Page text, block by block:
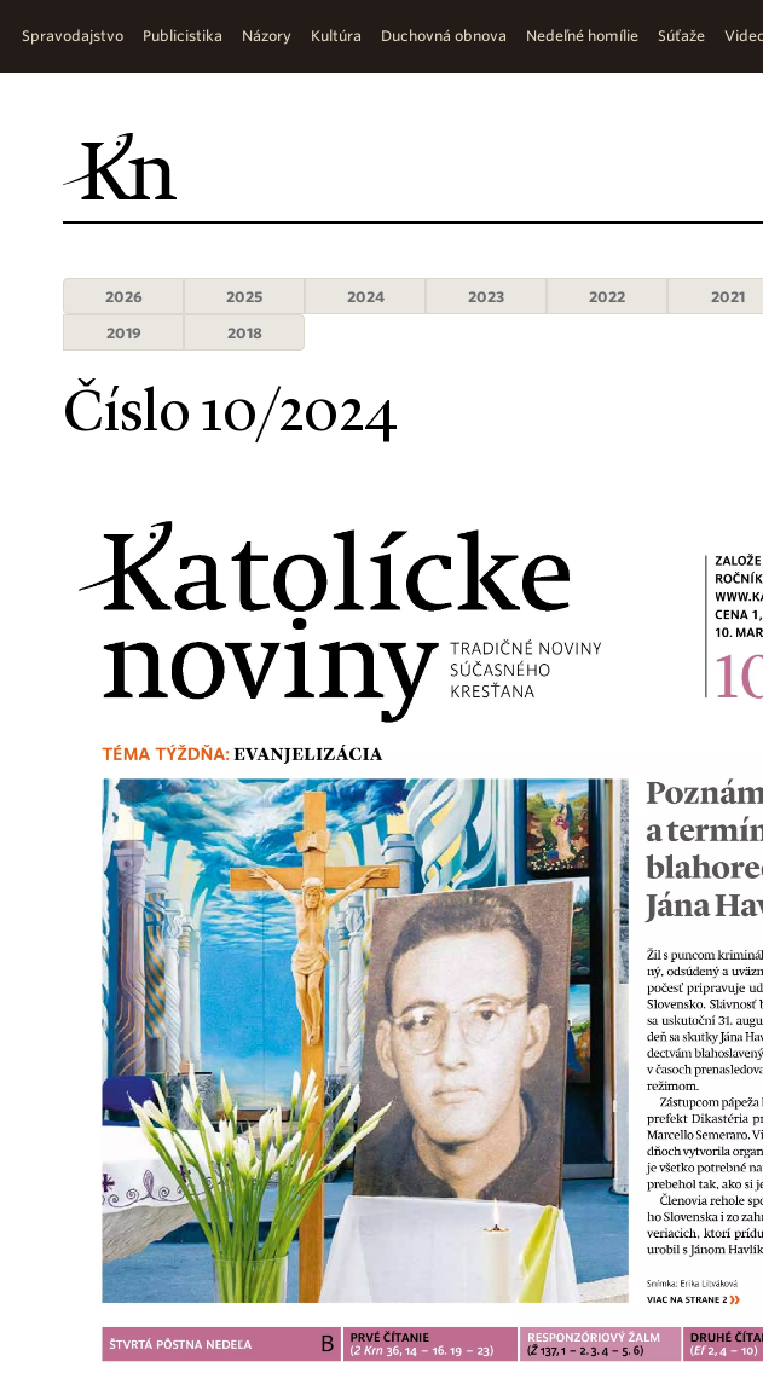
Spravodajstvo Publicistika Názory Kultúra Duchovná obnova Nedeľné homílie Súťaže
2026 2025 2024 2023 2022 2021
2019
2018
Číslo 10/2024